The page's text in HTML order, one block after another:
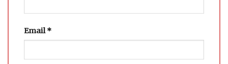
Email*